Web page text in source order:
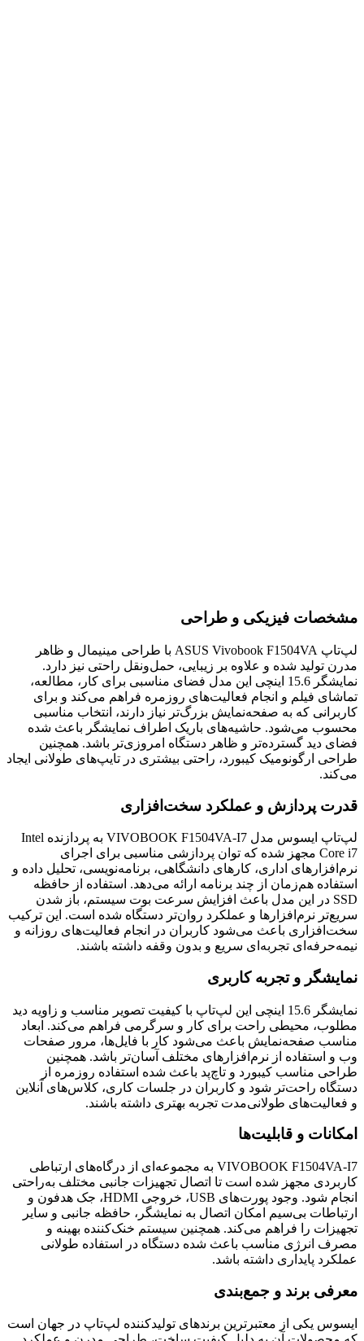
مشخصات فیزیکی و طراحی
لپ‌تاپ ASUS Vivobook F1504VA با طراحی مینیمال و ظاهر
مدرن تولید شده و علاوه بر زیبایی، حمل‌ونقل راحتی نیز دارد.
نمایشگر 15.6 اینچی این مدل فضای مناسبی برای کار، مطالعه،
تماشای فیلم و انجام فعالیت‌های روزمره فراهم می‌کند و برای
کاربرانی که به صفحه‌نمایش بزرگ‌تر نیاز دارند، انتخاب مناسبی
محسوب می‌شود. حاشیه‌های باریک اطراف نمایشگر باعث شده
فضای دید گسترده‌تر و ظاهر دستگاه امروزی‌تر باشد. همچنین
طراحی ارگونومیک کیبورد، راحتی بیشتری در تایپ‌های طولانی ایجاد
می‌کند.
قدرت پردازش و عملکرد سخت‌افزاری
لپ‌تاپ ایسوس مدل VIVOBOOK F1504VA-I7 به پردازنده Intel
Core i7 مجهز شده که توان پردازشی مناسبی برای اجرای
نرم‌افزارهای اداری، کارهای دانشگاهی، برنامه‌نویسی، تحلیل داده و
استفاده هم‌زمان از چند برنامه ارائه می‌دهد. استفاده از حافظه
SSD در این مدل باعث افزایش سرعت بوت سیستم، باز شدن
سریع‌تر نرم‌افزارها و عملکرد روان‌تر دستگاه شده است. این ترکیب
سخت‌افزاری باعث می‌شود کاربران در انجام فعالیت‌های روزانه و
نیمه‌حرفه‌ای تجربه‌ای سریع و بدون وقفه داشته باشند.
نمایشگر و تجربه کاربری
نمایشگر 15.6 اینچی این لپ‌تاپ با کیفیت تصویر مناسب و زاویه دید
مطلوب، محیطی راحت برای کار و سرگرمی فراهم می‌کند. ابعاد
مناسب صفحه‌نمایش باعث می‌شود کار با فایل‌ها، مرور صفحات
وب و استفاده از نرم‌افزارهای مختلف آسان‌تر باشد. همچنین
طراحی مناسب کیبورد و تاچ‌پد باعث شده استفاده روزمره از
دستگاه راحت‌تر شود و کاربران در جلسات کاری، کلاس‌های آنلاین
و فعالیت‌های طولانی‌مدت تجربه بهتری داشته باشند.
امکانات و قابلیت‌ها
VIVOBOOK F1504VA-I7 به مجموعه‌ای از درگاه‌های ارتباطی
کاربردی مجهز شده است تا اتصال تجهیزات جانبی مختلف به‌راحتی
انجام شود. وجود پورت‌های USB، خروجی HDMI، جک هدفون و
ارتباطات بی‌سیم امکان اتصال به نمایشگر، حافظه جانبی و سایر
تجهیزات را فراهم می‌کند. همچنین سیستم خنک‌کننده بهینه و
مصرف انرژی مناسب باعث شده دستگاه در استفاده طولانی
عملکرد پایداری داشته باشد.
معرفی برند و جمع‌بندی
ایسوس یکی از معتبرترین برندهای تولیدکننده لپ‌تاپ در جهان است